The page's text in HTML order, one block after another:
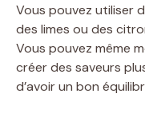
Vous pouvez utiliser
des limes ou des
Vous pouvez même
créer des saveurs
d’avoir un bon